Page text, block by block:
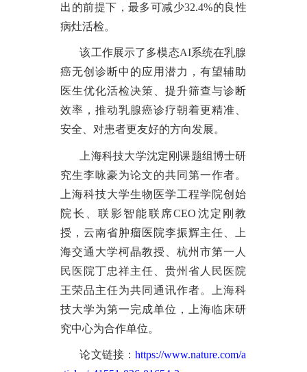
出的前提下，最多可减少32.4%的良性
病灶活检。
该工作展示了多模态AI系统在乳腺
癌无创诊断中的应用潜力，有望辅助
医生优化活检决策、提升筛查与诊断
效率，推动乳腺癌诊疗朝着更精准、
安全、对患者更友好的方向发展。
上海科技大学沈定刚课题组博士研
究生李咏豪为论文的共同第一作者。
上海科技大学生物医学工程学院创始
院长、联影智能联席CEO沈定刚教
授，云南省肿瘤医院李振辉主任、上
海交通大学柯晶教授、杭州市第一人
民医院丁忠祥主任、贵州省人民医院
王荣品主任为共同通讯作者。上海科
技大学为第一完成单位，上海临床研
究中心为合作单位。
论文链接：https://www.nature.com/a